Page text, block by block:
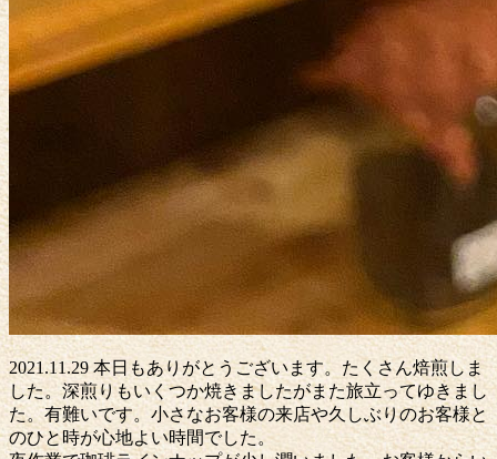
2021.11.29 本日もありがとうございます。たくさん焙煎しま
した。深煎りもいくつか焼きましたがまた旅立ってゆきまし
た。有難いです。小さなお客様の来店や久しぶりのお客様と
のひと時が心地よい時間でした。